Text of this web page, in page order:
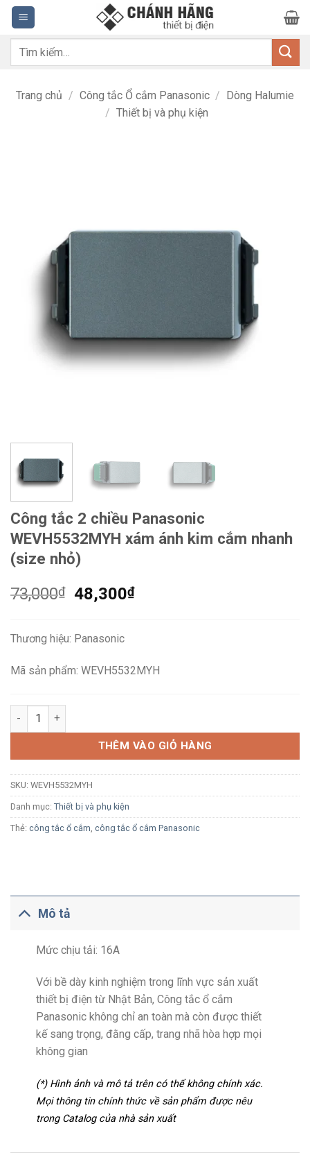
Bỏ
qua
nội
dung
Tìm
Trang chủ / Công tắc Ổ cắm Panasonic / Dòng Halumie
/ Thiết bị và phụ kiện
Công tắc 2 chiều Panasonic
WEVH5532MYH xám ánh kim cắm nhanh
(size nhỏ)
73,000₫
Giá
73,000₫.
48,300₫Giá
Thương hiệu: Panasonic
Mã sản phẩm: WEVH5532MYH
Công tắc 2 chiều Panasonic WEVH5532MYH xám ánh kim
THÊM VÀO GIỎ HÀNG
SKU: WEVH5532MYH
Danh mục: Thiết bị và phụ kiện
Thẻ: công tắc ổ cắm công tắc ổ cắm Panasonic
Mô tả
Mức chịu tải: 16A
Với bề dày kinh nghiệm trong lĩnh vực sản xuất
thiết bị điện từ Nhật Bản, Công tắc ổ cắm
Panasonic không chỉ an toàn mà còn được thiết
kế sang trọng, đằng cấp, trang nhã hòa hợp mọi
không gian
(*) Hình ảnh và mô tả trên có thể không chính xác.
Mọi thông tin chính thức về sản phẩm được nêu
trong Catalog của nhà sản xuất